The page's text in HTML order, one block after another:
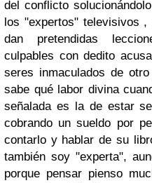
del conflicto
los "expertos" televisivos
dan pretendidas
culpables con dedito
seres inmaculados de
sabe qué labor divina
señalada es la de estar
cobrando un sueldo por
contarlo y hablar de su
también soy "experta",
porque pensar pienso